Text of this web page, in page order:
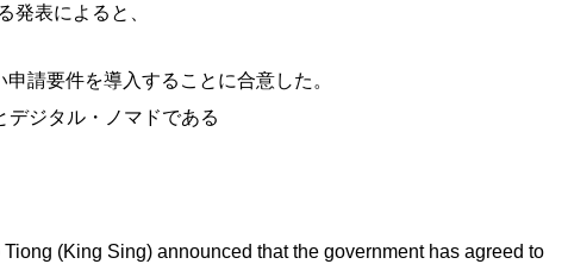
発表によると、
請要件を導入することに合意した。
デジタル・ノマドである
(King Sing) announced that the government has agreed to